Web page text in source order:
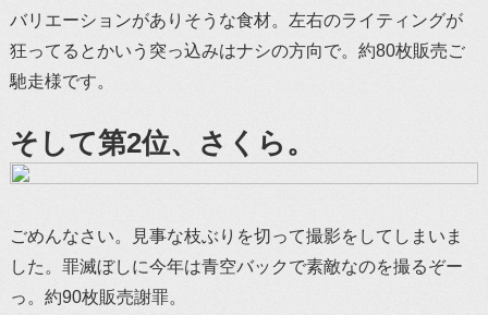
バリエーションがありそうな食材。左右のライティングが
狂ってるとかいう突っ込みはナシの方向で。約80枚販売ご
馳走様です。
そして第2位、さくら。
ごめんなさい。見事な枝ぶりを切って撮影をしてしまいま
した。罪滅ぼしに今年は青空バックで素敵なのを撮るぞー
っ。約90枚販売謝罪。